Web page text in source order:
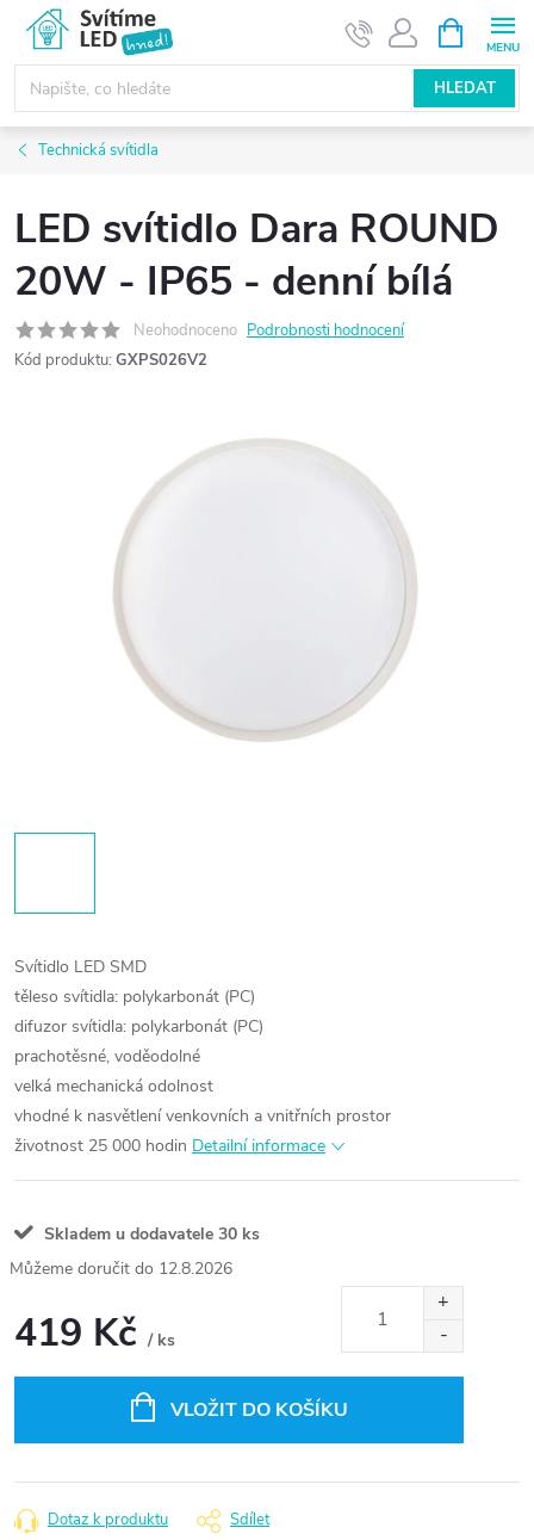
obsah
HLEDAT
NÁKUPNÍ
KOŠÍK
Technická svítidla
LED svítidlo Dara ROUND
20W - IP65 - denní bílá
Neohodnoceno Podrobnosti hodnocení
Kód produktu: GXPS026V2
Svítidlo LED SMD
těleso svítidla: polykarbonát (PC)
difuzor svítidla: polykarbonát (PC)
prachotěsné, voděodolné
velká mechanická odolnost
vhodné k nasvětlení venkovních a vnitřních prostor
životnost 25 000 hodin Detailní informace
Skladem u dodavatele 30 ks
12.8.2026
419 Kč / ks
VLOŽIT DO KOŠÍKU
Dotaz k produktu Sdílet